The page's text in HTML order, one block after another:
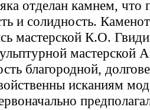
отделан камнем, что
и солидность.
мастерской К.О. Гвиди
мастерской
благородной,
исканиям